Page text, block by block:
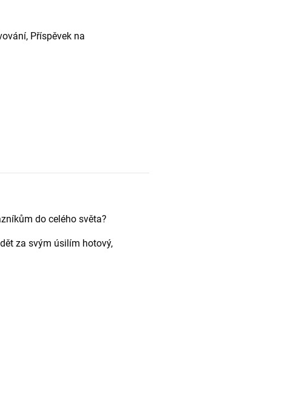
Příspěvek na
do celého světa?
za svým úsilím hotový,